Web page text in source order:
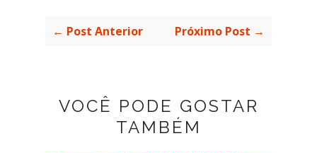
← Post Anterior Próximo Post →
VOCÊ PODE GOSTAR
TAMBÉM